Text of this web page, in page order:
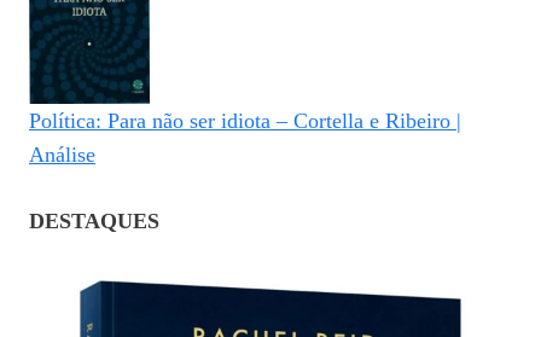
Política: Para não ser idiota – Cortella e Ribeiro |
Análise
DESTAQUES